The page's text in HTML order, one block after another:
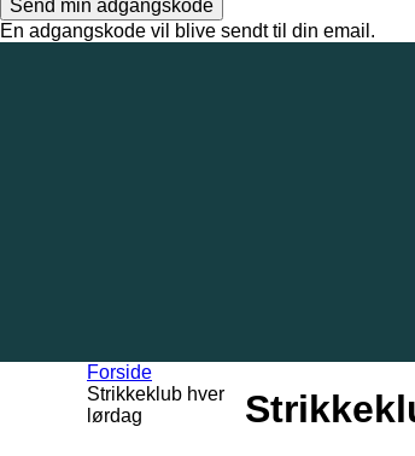
En adgangskode vil blive sendt til din email.
Forside
Strikkeklub hver
lørdag